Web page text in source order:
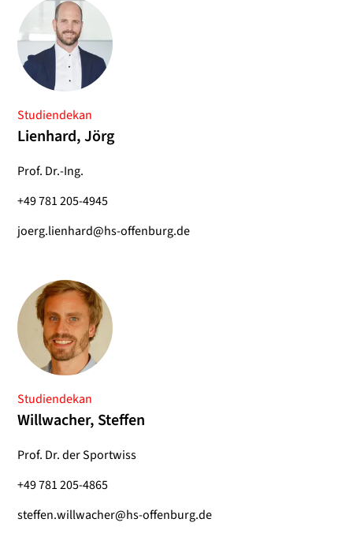
Studiendekan
Lienhard, Jörg
Prof. Dr.-Ing.
+49 781 205-4945
joerg.lienhard@hs-offenburg.de
Studiendekan
Willwacher, Steffen
Prof. Dr. der Sportwiss
+49 781 205-4865
steffen.willwacher@hs-offenburg.de